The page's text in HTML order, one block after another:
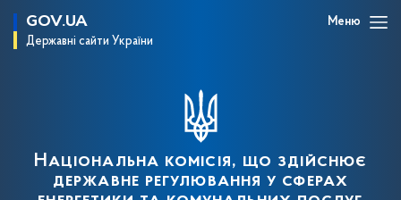
GOV.UA
Державні сайти України
Меню
Національна комісія, що здійснює
державне регулювання у сферах